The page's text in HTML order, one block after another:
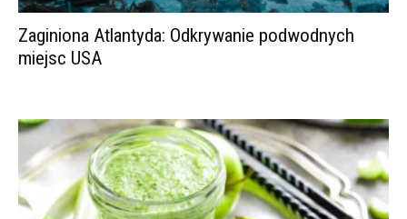
Zaginiona Atlantyda: Odkrywanie podwodnych
miejsc USA